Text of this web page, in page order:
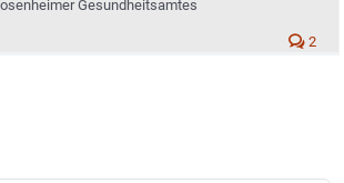
Gesundheitsamtes
2